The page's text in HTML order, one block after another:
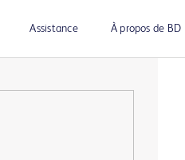
Assistance À propos de BD